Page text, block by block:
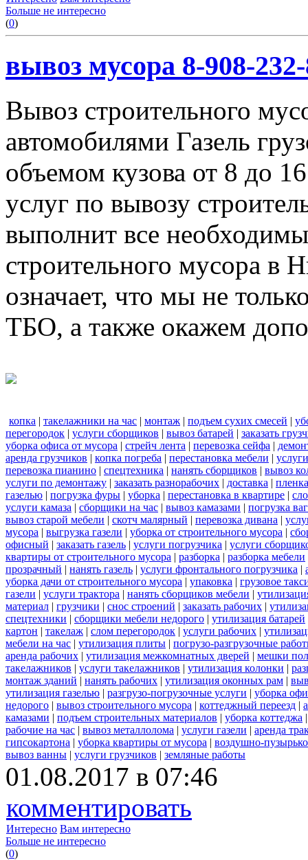
Больше не интересно
(0)
вывоз мусора 8-908-
Вывоз строительного
автомобилями Газель
объемом кузова от 8 до
услуг по вывозу
выполнит все
строительного мусора в
означает, что мы не
ТБО, а также окажем
копка | такелажники на час | монтаж | подъем сухих смесей |
перегородок | услуги сборщиков | вывоз батарей | заказать
уборка офиса от мусора | стрейч лента | перевозка сейфа |
аренда грузчиков | копка погреба | перестановка мебели |
перевозка пианино | спецтехника | нанять сборщиков | вывоз
услуги по демонтажу | заказать разнорабочих | доставка | пленка
газелью | погрузка фуры | уборка | перестановка в квартире |
услуги камаза | сборщики на час | вывоз камазами | погрузка
вывоз старой мебели | скотч малярный | перевозка дивана |
мусора | выгрузка газели | уборка от строительного мусора |
офисный | заказать газель | услуги погрузчика | услуги
квартиры от строительного мусора | разборка | разборка мебели
прозрачный | нанять газель | услуги фронтального погрузчика |
уборка дачи от строительного мусора | упаковка | грузовое
газели | услуги трактора | нанять сборщиков мебели |
материал | грузчики | снос строений | заказать рабочих |
спецтехники | сборщики мебели недорого | утилизация батарей
картон | такелаж | слом перегородок | услуги рабочих |
мебели на час | утилизация плиты | погрузо-разгрузочные
аренда рабочих | утилизация межкомнатных дверей | мешки
такелажников | услуги такелажников | утилизация колонки |
монтаж зданий | нанять рабочих | утилизация оконных рам |
утилизация газелью | разгрузо-погрузочные услуги | уборка
недорого | вывоз строительного мусора | коттеджный переезд |
камазами | подъем строительных материалов | уборка коттеджа
рабочие на час | вывоз металлолома | услуги газели | аренда
гипсокартона | уборка квартиры от мусора | воздушно-
вывоз ванны | услуги грузчиков | земляные работы
01.08.2017 в 07:46
комментировать
Интересно Вам интересно
Больше не интересно
(0)